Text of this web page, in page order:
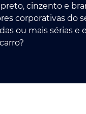
cinzento e
corporativas do
ou mais sérias e